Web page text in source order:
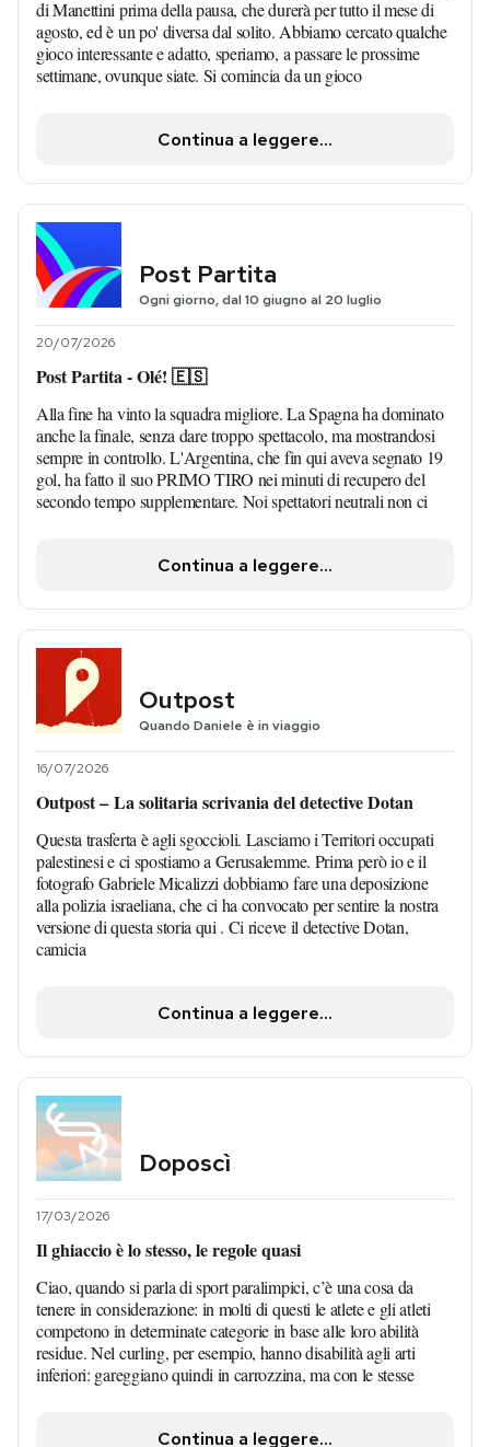
di Manettini prima della pausa, che durerà per tutto il mese di
agosto, ed è un po' diversa dal solito. Abbiamo cercato qualche
gioco interessante e adatto, speriamo, a passare le prossime
settimane, ovunque siate. Si comincia da un gioco
Continua a leggere...
Post Partita
Ogni giorno, dal 10 giugno al 20 luglio
20/07/2026
Post Partita - Olé! 🇪🇸
Alla fine ha vinto la squadra migliore. La Spagna ha dominato
anche la finale, senza dare troppo spettacolo, ma mostrandosi
sempre in controllo. L'Argentina, che fin qui aveva segnato 19
gol, ha fatto il suo PRIMO TIRO nei minuti di recupero del
secondo tempo supplementare. Noi spettatori neutrali non ci
Continua a leggere...
Outpost
Quando Daniele è in viaggio
16/07/2026
Outpost – La solitaria scrivania del detective Dotan
Questa trasferta è agli sgoccioli. Lasciamo i Territori occupati
palestinesi e ci spostiamo a Gerusalemme. Prima però io e il
fotografo Gabriele Micalizzi dobbiamo fare una deposizione
alla polizia israeliana, che ci ha convocato per sentire la nostra
versione di questa storia qui . Ci riceve il detective Dotan,
camicia
Continua a leggere...
Doposcì
17/03/2026
Il ghiaccio è lo stesso, le regole quasi
Ciao, quando si parla di sport paralimpici, c’è una cosa da
tenere in considerazione: in molti di questi le atlete e gli atleti
competono in determinate categorie in base alle loro abilità
residue. Nel curling, per esempio, hanno disabilità agli arti
inferiori: gareggiano quindi in carrozzina, ma con le stesse
Continua a leggere...